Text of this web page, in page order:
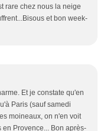
rare chez nous la neige
et bon week-
Et je constate qu'en
Paris (sauf samedi
moineaux, on n'en voit
Provence... Bon après-